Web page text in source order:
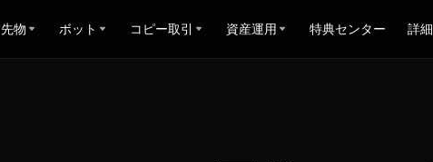
先物 ボット コピー取引 資産運用 特典センター 詳細